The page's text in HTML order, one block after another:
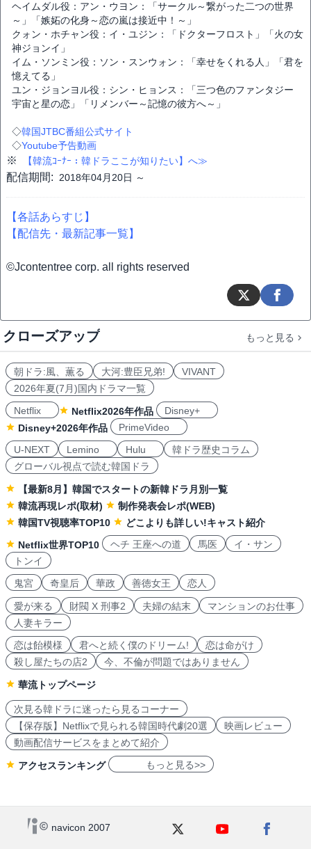
ヘイムダル役：アン・ウヨン：「サークル～繋がった二つの世界
～」「嫉妬の化身～恋の嵐は接近中！～」
クォン・ホチャン役：イ・ユジン：「ドクターフロスト」「火の女
神ジョンイ」
イム・ソンミン役：ソン・スンウォン：「幸せをくれる人」「君を
憶えてる」
ユン・ジョンヨル役：シン・ヒョンス：「三つ色のファンタジー
宇宙と星の恋」「リメンバー～記憶の彼方へ～」
◇韓国JTBC番組公式サイト
◇Youtube予告動画
※ 【韓流ｺｰﾅｰ：韓ドラここが知りたい】へ≫
配信期間: 2018年04月20日 ～
【各話あらすじ】
【配信先・最新記事一覧】
©Jcontentree corp. all rights reserved
クローズアップ もっと見る
朝ドラ:風、薫る 大河:豊臣兄弟!
VIVANT
2026年夏(7月)国内ドラマ一覧
Netflix
Netflix2026年作品
Disney+
Disney+2026年作品
PrimeVideo
U-NEXT
Lemino Hulu
韓ドラ歴史コラム
グローバル視点で読む韓国ドラ
【最新8月】韓国でスタートの新韓ドラ月別一覧
韓流再現レポ(取材)
制作発表会レポ(WEB)
韓国TV視聴率TOP10
どこよりも詳しい!キャスト紹介
Netflix世界TOP10
ヘチ 王座への道 馬医
イ・サン
トンイ
鬼宮
奇皇后 華政 善徳女王 恋人
愛が来る 財閥 X 刑事2 夫婦の結末
マンションのお仕事
人妻キラー
恋は飴模様
君へと続く僕のドリーム!
恋は命がけ
殺し屋たちの店2
今、不倫が問題ではありません
華流トップページ
次見る韓ドラに迷ったら見るコーナー
【保存版】Netflixで見られる韓国時代劇20選
映画レビュー
動画配信サービスをまとめて紹介
アクセスランキング もっと見る>>
navicon 2007